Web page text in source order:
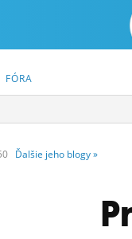
FÓRA
Ďalšie jeho blogy»